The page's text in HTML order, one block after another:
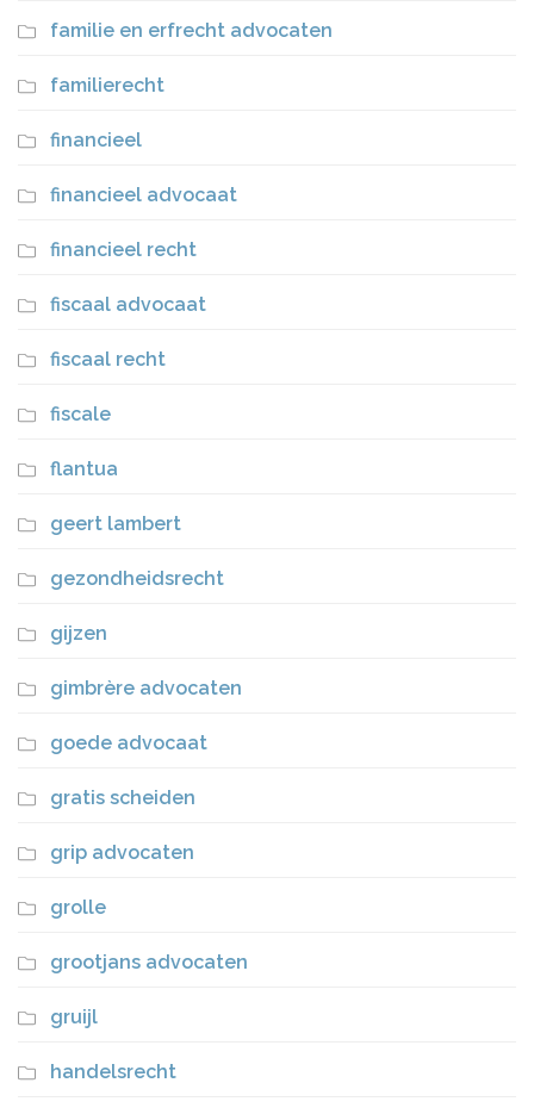
familie en erfrecht advocaten
familierecht
financieel
financieel advocaat
financieel recht
fiscaal advocaat
fiscaal recht
fiscale
flantua
geert lambert
gezondheidsrecht
gijzen
gimbrère advocaten
goede advocaat
gratis scheiden
grip advocaten
grolle
grootjans advocaten
gruijl
handelsrecht